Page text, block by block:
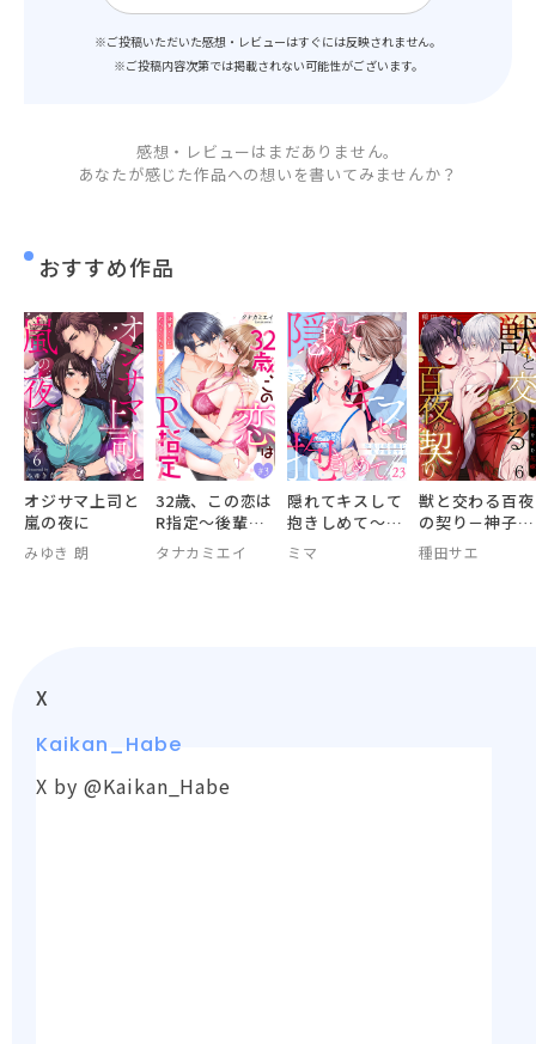
X
Kaikan_Habe
X by @Kaikan_Habe
※ご投稿いただいた感想・レビューはすぐには反映されません。
※ご投稿内容次第では掲載されない可能性がございます。
感想・レビューはまだありません。
あなたが感じた作品への想いを書いてみませんか？
おすすめ作品
オジサマ上司と
嵐の夜に
みゆき 朗
32歳、この恋は
R指定～後輩く
んにめちゃくち
ゃ溺愛されてま
タナカミエイ
隠れてキスして
抱きしめて～社
長は秘密裏に私
を溺愛する～
ミマ
獣と交わる百夜
の契り－神子を
孕む花嫁－
種田サエ